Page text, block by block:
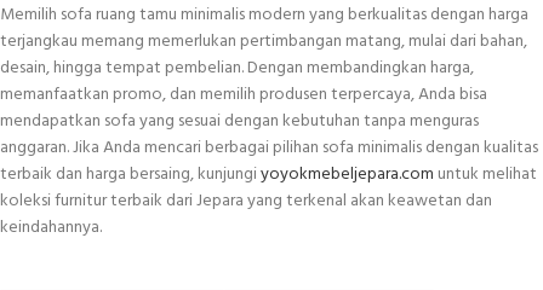
Memilih sofa ruang tamu minimalis modern yang berkualitas dengan harga
terjangkau memang memerlukan pertimbangan matang, mulai dari bahan,
desain, hingga tempat pembelian. Dengan membandingkan harga,
memanfaatkan promo, dan memilih produsen terpercaya, Anda bisa
mendapatkan sofa yang sesuai dengan kebutuhan tanpa menguras
anggaran. Jika Anda mencari berbagai pilihan sofa minimalis dengan kualitas
terbaik dan harga bersaing, kunjungiyoyokmebeljepara.com untuk melihat
koleksi furnitur terbaik dari Jepara yang terkenal akan keawetan dan
keindahannya.